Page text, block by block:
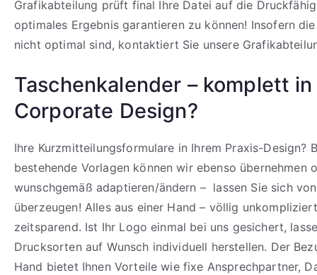
Grafikabteilung prüft final Ihre Datei auf die
optimales Ergebnis garantieren zu können! Insofern
nicht optimal sind, kontaktiert Sie unsere
Taschenkalender – komplett
Corporate Design?
Ihre Kurzmitteilungsformulare in Ihrem Praxis-Design?
bestehende Vorlagen können wir ebenso übernehmen
wunschgemäß adaptieren/ändern – lassen Sie sich
überzeugen! Alles aus einer Hand – völlig
zeitsparend. Ist Ihr Logo einmal bei uns gesichert,
Drucksorten auf Wunsch individuell herstellen. Der
Hand bietet Ihnen Vorteile wie fixe Ansprechpartner,